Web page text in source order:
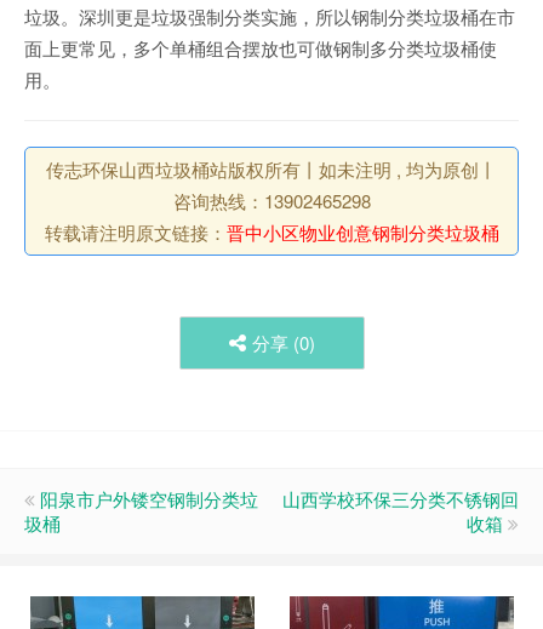
垃圾。深圳更是垃圾强制分类实施，所以钢制分类垃圾桶在市
面上更常见，多个单桶组合摆放也可做钢制多分类垃圾桶使
用。
传志环保山西垃圾桶站版权所有丨如未注明 , 均为原创丨
咨询热线：13902465298
转载请注明原文链接： 晋中小区物业创意钢制分类垃圾桶
分享 (0)
阳泉市户外镂空钢制分类垃
圾桶
山西学校环保三分类不锈钢回
收箱